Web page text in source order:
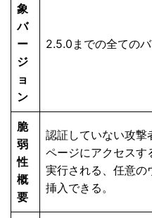
象
バ
ー
ジ
ョ
ン
2.5.0までの全ての
脆
弱
性
概
要
認証していない攻撃
ページにアクセスす
実行される、任意の
挿入できる。